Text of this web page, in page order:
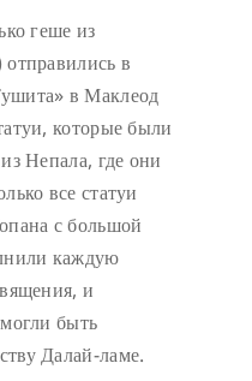
геше из
в
в Маклеод
которые были
Непала, где они
все статуи
с большой
каждую
и
быть
Далай-ламе.